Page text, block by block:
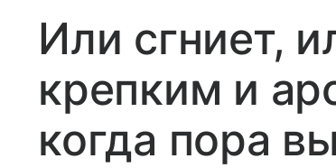
Или сгниет,
крепким и
когда пора